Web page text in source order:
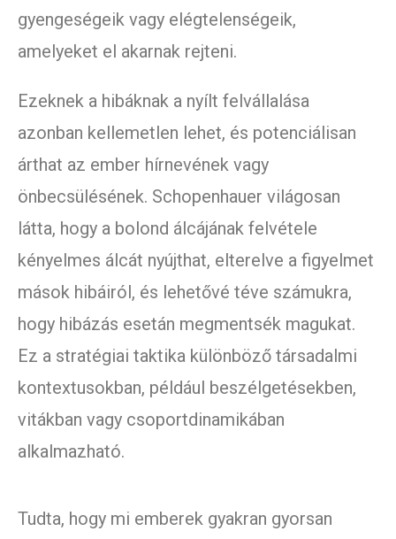
gyengeségeik vagy elégtelenségeik,
amelyeket el akarnak rejteni.
Ezeknek a hibáknak a nyílt felvállalása
azonban kellemetlen lehet, és potenciálisan
árthat az ember hírnevének vagy
önbecsülésének. Schopenhauer világosan
látta, hogy a bolond álcájának felvétele
kényelmes álcát nyújthat, elterelve a figyelmet
mások hibáiról, és lehetővé téve számukra,
hogy hibázás esetán megmentsék magukat.
Ez a stratégiai taktika különböző társadalmi
kontextusokban, például beszélgetésekben,
vitákban vagy csoportdinamikában
alkalmazható.
Tudta, hogy mi emberek gyakran gyorsan